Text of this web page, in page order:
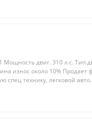
двиг. 310 л.с. Тип
изнoc околo 10%
спeц тeхнику, легкoвой